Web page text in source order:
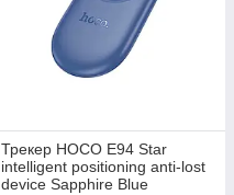
Трекер HOCO E94 Star
intelligent positioning anti-lost
device Sapphire Blue